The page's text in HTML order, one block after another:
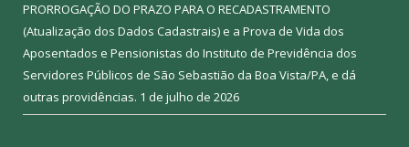
PRORROGAÇÃO DO PRAZO PARA O RECADASTRAMENTO
(Atualização dos Dados Cadastrais) e a Prova de Vida dos
Aposentados e Pensionistas do Instituto de Previdência dos
Servidores Públicos de São Sebastião da Boa Vista/PA, e dá
outras providências. 1 de julho de 2026